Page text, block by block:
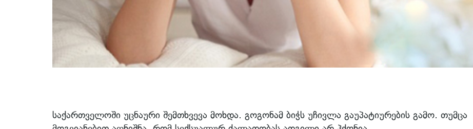
საქართველოში უცნაური შემთხვევა მოხდა. გოგონამ ბიჭს უჩივლა გაუპატიურების გამო. თუმცა